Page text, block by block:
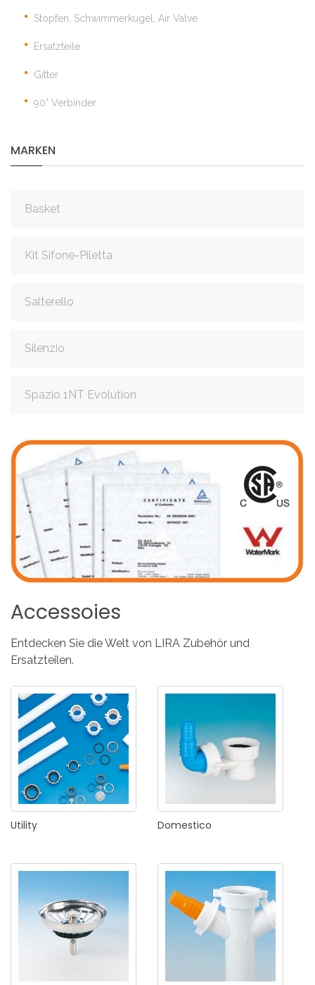
Stopfen, Schwimmerkugel, Air Valve
Ersatzteile
Gitter
90° Verbinder
MARKEN
Basket
Kit Sifone-Piletta
Salterello
Silenzio
Spazio 1NT Evolution
Accessoies
Entdecken Sie die Welt von LIRA Zubehör und
Ersatzteilen.
Utility Domestico